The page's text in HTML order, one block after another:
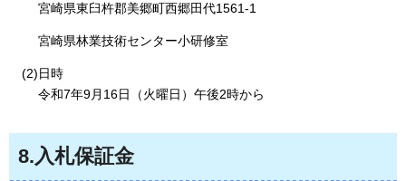
宮崎県東臼杵郡美郷町西郷田代1561-1
宮崎県林業技術センター小研修室
(2)日時
令和7年9月16日（火曜日）午後2時から
8.入札保証金